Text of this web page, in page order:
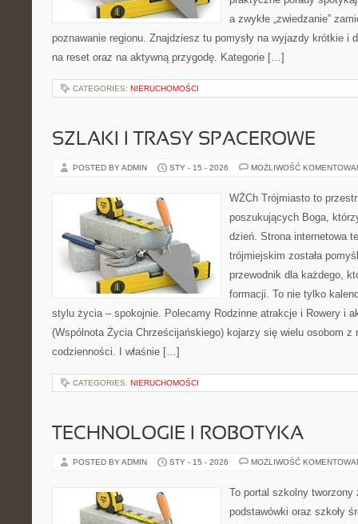
a zwykłe „zwiedzanie”
poznawanie regionu. Znajdziesz tu pomysły na wyjazdy krótkie i
na reset oraz na aktywną przygodę. Kategorie […]
CATEGORIES: NIERUCHOMOŚCI
SZLAKI I TRASY SPACEROWE
POSTED BY ADMIN STY - 15 - 2026 MOŻLIWOŚĆ
WŻCh Trójmiasto to
poszukujących Boga,
dzień. Strona internetowa
trójmiejskim została
przewodnik dla każdego,
formacji. To nie tylko
stylu życia – spokojnie. Polecamy Rodzinne atrakcje i Rowery i
(Wspólnota Życia Chrześcijańskiego) kojarzy się wielu osobom z
codzienności. I właśnie […]
CATEGORIES: NIERUCHOMOŚCI
TECHNOLOGIE I ROBOTYKA
POSTED BY ADMIN STY - 15 - 2026 MOŻLIWOŚĆ
To portal szkolny tworzony
podstawówki oraz szkoły